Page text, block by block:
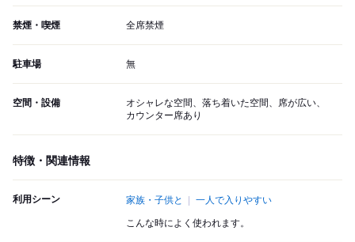
禁煙・喫煙 全席禁煙
駐車場 無
空間・設備
オシャレな空間、落ち着いた空間、席が広い、
カウンター席あり
特徴・関連情報
利用シーン 家族・子供と 一人で入りやすい
こんな時によく使われます。